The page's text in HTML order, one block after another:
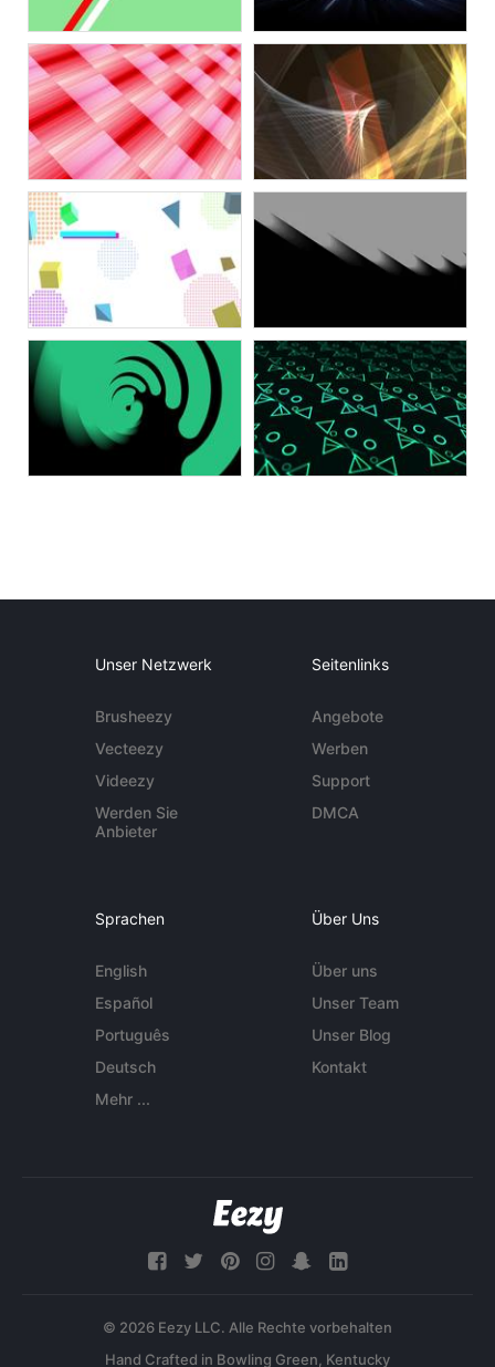
Unser Netzwerk
Brusheezy
Vecteezy
Videezy
Werden Sie
Anbieter
Seitenlinks
Angebote
Werben
Support
DMCA
Sprachen
English
Español
Português
Deutsch
Mehr ...
Über Uns
Über uns
Unser Team
Unser Blog
Kontakt
© 2026 Eezy LLC. Alle Rechte vorbehalten